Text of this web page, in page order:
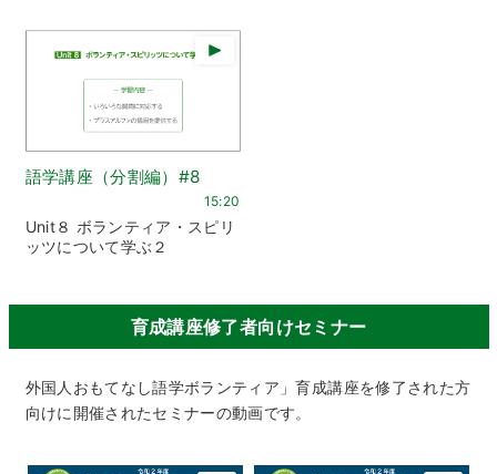
語学講座（分割編）#8
15:20
Unit８ ボランティア・スピリ
ッツについて学ぶ２
育成講座修了者向けセミナー
外国人おもてなし語学ボランティア」育成講座を修了された方
向けに開催されたセミナーの動画です。